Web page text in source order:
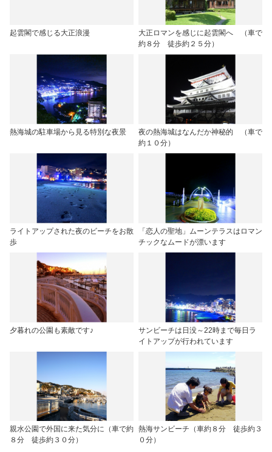
起雲閣で感じる大正浪漫
大正ロマンを感じに起雲閣へ （車で
約８分 徒歩約２５分）
熱海城の駐車場から見る特別な夜景
夜の熱海城はなんだか神秘的 （車で
約１０分）
ライトアップされた夜のビーチをお散
歩
「恋人の聖地」ムーンテラスはロマン
チックなムードが漂います
夕暮れの公園も素敵です♪
サンビーチは日没～22時まで毎日ラ
イトアップが行われています
親水公園で外国に来た気分に（車で約
８分 徒歩約３０分）
熱海サンビーチ（車約８分 徒歩約３
０分）